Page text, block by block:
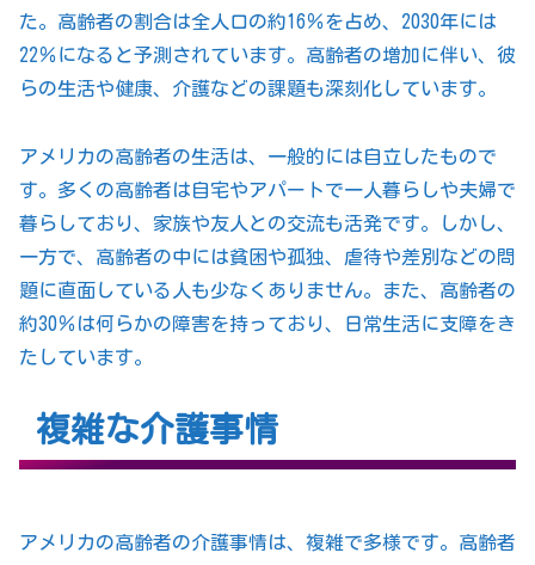
た。高齢者の割合は全人口の約16％を占め、2030年には
22％になると予測されています。高齢者の増加に伴い、彼
らの生活や健康、介護などの課題も深刻化しています。
アメリカの高齢者の生活は、一般的には自立したもので
す。多くの高齢者は自宅やアパートで一人暮らしや夫婦で
暮らしており、家族や友人との交流も活発です。しかし、
一方で、高齢者の中には貧困や孤独、虐待や差別などの問
題に直面している人も少なくありません。また、高齢者の
約30％は何らかの障害を持っており、日常生活に支障をき
たしています。
複雑な介護事情
アメリカの高齢者の介護事情は、複雑で多様です。高齢者